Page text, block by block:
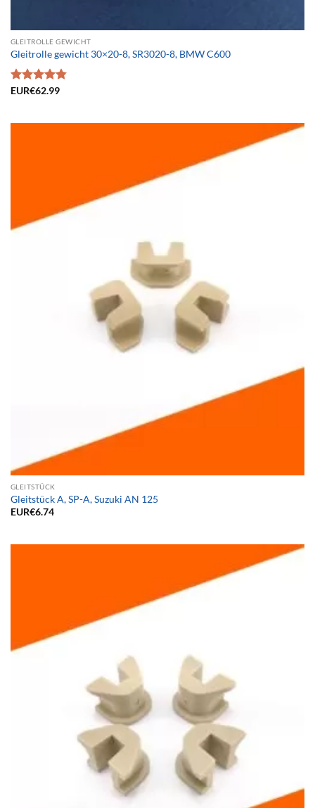
GLEITROLLE GEWICHT
Gleitrolle gewicht 30×20-8, SR3020-8, BMW C600
Bewertet
EUR€62.99
GLEITSTÜCK
Gleitstück A, SP-A, Suzuki AN 125
EUR€6.74